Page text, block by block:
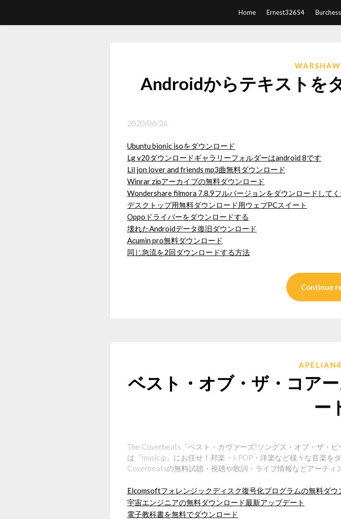
Home Ernest32654
Androidからテキストを
2020/06/26
Ubuntu bionic isoをダウンロード
Lg v20ダウンロードギャラリーフォルダーはandroid 8です
Lil jon lover and friends mp3曲無料ダウンロード
Winrar zipアーカイブの無料ダウンロード
Wondershare filmora 7.8.9フルバージョンをダウンロードして
デスクトップ用無料ダウンロード用ウェブPCスイート
Oppoドライバーをダウンロードする
壊れたAndroidデータ復旧ダウンロード
Acumin pro無料ダウンロード
同じ急流を2回ダウンロードする方法
Continue
ベスト・オブ・ザ・コア
ー
The Coverbeats「ベスト・カヴァーズ!ソングス・オブ・ザ・
は「music.jp」にお任せ！邦楽・J-POP・洋楽など様々な音楽
Coverbeatsの無料試聴・視聴や歌詞・ライブ情報などアーティ
Elcomsoftフォレンジックディスク復号化プログラムの無料ダウ
宇宙エンジニアの無料ダウンロード最新アップデート
電子教科書を無料でダウンロード